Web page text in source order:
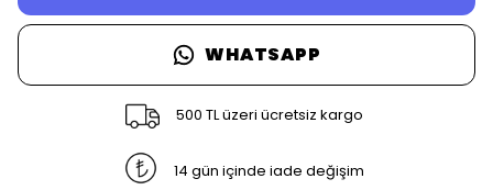
WHATSAPP
500 TL üzeri ücretsiz kargo
14 gün içinde iade değişim